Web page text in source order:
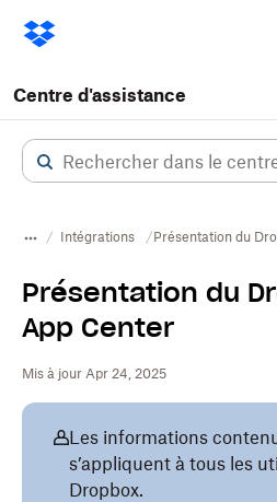
Centre d'assistance
Intégrations Présentation du
Présentation du
App Center
Mis à jour Apr 24, 2025
Les informations
s’appliquent à tous les
Dropbox.